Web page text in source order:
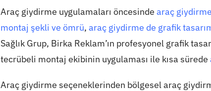
Araç giydirme uygulamaları öncesindearaç
montaj şekli ve ömrü,araç giydirme de grafik
Sağlık Grup, Birka Reklam’ın profesyonel grafik
tecrübeli montaj ekibinin uygulaması ile kısa sürede
Araç giydirme seçeneklerinden bölgesel araç